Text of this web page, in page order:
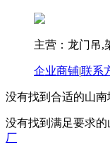
主营：龙门吊,
企业商铺|联系
没有找到合适的山
没有找到满足要求
厂